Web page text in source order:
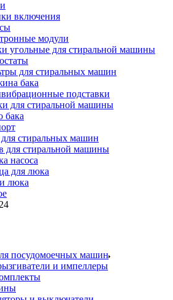
включения
модули
угольные для стиральной машины
для стиральных машин
бака
подставки
для стиральной машины
бака
стиральных машин
для стиральной машины
насоса
для люка
люка
посудомоечных машин
и импеллеры